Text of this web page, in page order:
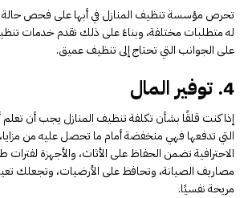
تحرص مؤسسة تنظيف المنازل في أبها على فحص حالة
له متطلبات مختلفة، وبناءً على ذلك تقدم خدمات
على الجوانب التي تحتاج إلى تنظيف عميق.
4. توفير المال
إذا كنت قلقًا بشأن تكلفة تنظيف المنازل يجب أن تعلم
التي تدفعها فهي منخفضة أمام ما تحصل عليه من
الاحترافية تضمن الحفاظ على الأثاث، والأجهزة
مصاريف الصيانة، وتحافظ على الأرضيات، وتجعلك
مريحة نفسيًا.